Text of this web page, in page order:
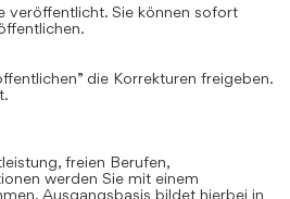
veröffentlicht. Sie können sofort
die Korrekturen freigeben.
freien Berufen,
werden Sie mit einem
Ausgangsbasis bildet hierbei in